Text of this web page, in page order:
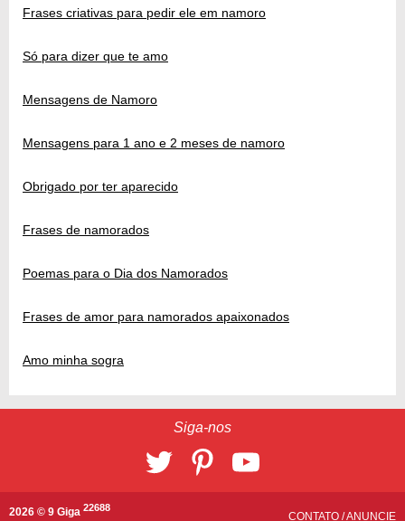
Frases criativas para pedir ele em namoro
Só para dizer que te amo
Mensagens de Namoro
Mensagens para 1 ano e 2 meses de namoro
Obrigado por ter aparecido
Frases de namorados
Poemas para o Dia dos Namorados
Frases de amor para namorados apaixonados
Amo minha sogra
Siga-nos
2026 © 9 Giga 22688
CONTATO /ANUNCIE